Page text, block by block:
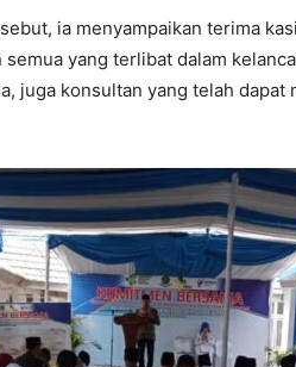
ia menyampaikan terima
yang terlibat dalam
juga konsultan yang telah dapat